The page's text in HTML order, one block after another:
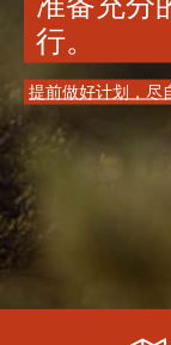
行。
提前做好计划，尽